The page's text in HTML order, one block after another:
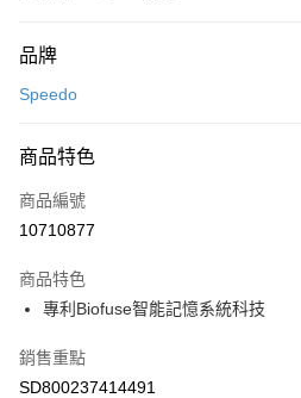
信用卡一次付款
Apple Pay
悠遊付
7-11取貨(快速到店)
品牌
Speedo
商品特色
商品編號
10710877
商品特色
專利Biofuse智能記憶系統科技
銷售重點
SD800237414491